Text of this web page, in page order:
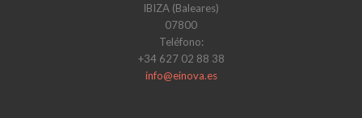
IBIZA (Baleares)
07800
Teléfono:
+34 627 02 88 38
info@einova.es